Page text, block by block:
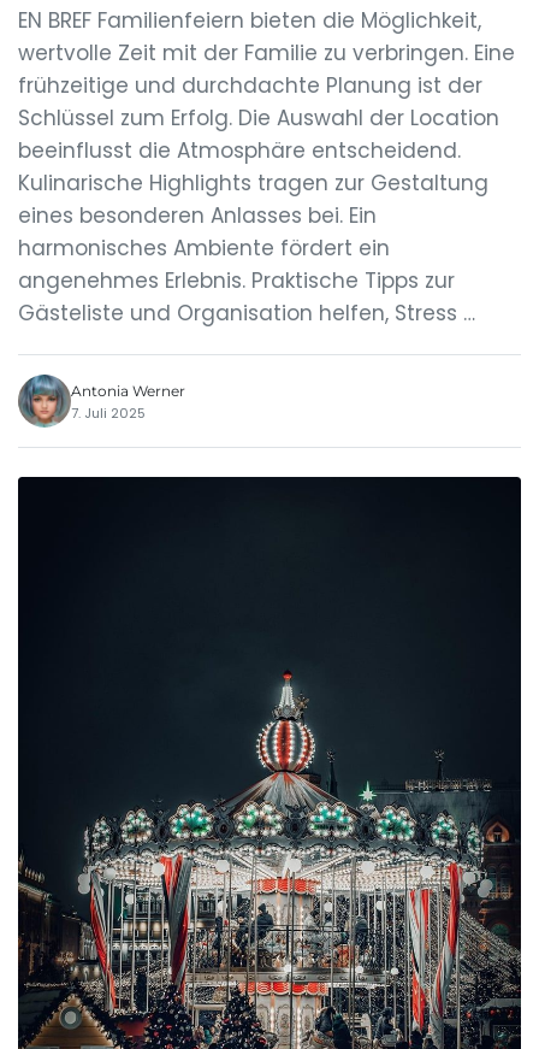
EN BREF Familienfeiern bieten die Möglichkeit,
wertvolle Zeit mit der Familie zu verbringen. Eine
frühzeitige und durchdachte Planung ist der
Schlüssel zum Erfolg. Die Auswahl der Location
beeinflusst die Atmosphäre entscheidend.
Kulinarische Highlights tragen zur Gestaltung
eines besonderen Anlasses bei. Ein
harmonisches Ambiente fördert ein
angenehmes Erlebnis. Praktische Tipps zur
Gästeliste und Organisation helfen, Stress …
Antonia Werner
7. Juli 2025